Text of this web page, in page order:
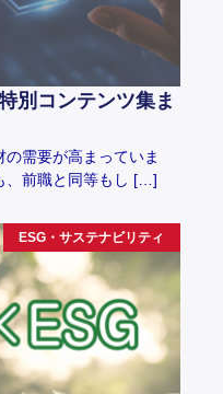
別コンテンツ集ま
需要が高まっていま
、前職と同等もし […]
ESG・サステナビリティ